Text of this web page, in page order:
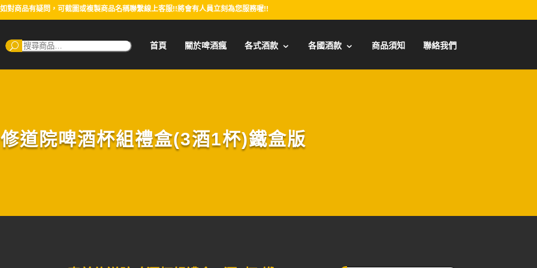
如對商品有疑問，可截圖或複製商品名稱聯繫線上客服!!將會有人員立刻為您服務喔!!
搜
尋：
首頁 關於啤酒瘋 各式酒款 各國酒款 商品須知 聯絡我們
道院啤酒杯組禮盒(3酒1杯)鐵盒版